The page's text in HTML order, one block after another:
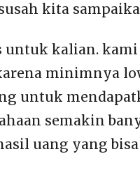
kita
untuk kalian.
minimnya
untuk
semakin
uang yang